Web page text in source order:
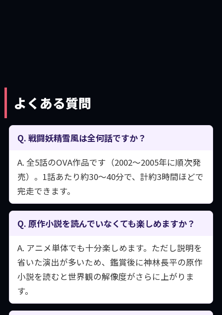
よくある質問
Q. 戦闘妖精雪風は全何話ですか？
A. 全5話のOVA作品です（2002〜2005年に順次発
売）。1話あたり約30〜40分で、計約3時間ほどで
完走できます。
Q. 原作小説を読んでいなくても楽しめますか？
A. アニメ単体でも十分楽しめます。ただし説明を
省いた演出が多いため、鑑賞後に神林長平の原作
小説を読むと世界観の解像度がさらに上がりま
す。